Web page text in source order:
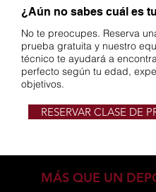
¿Aún no sabes cuál es
No te preocupes. Reserva
prueba gratuita y nuestro
técnico te ayudará a
perfecto según tu edad,
objetivos.
RESERVAR CLASE DE
MÁS QUE UN